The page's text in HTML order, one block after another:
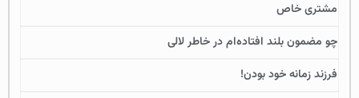
مشتری خاص
چو مضمون بلند افتاده‌ام در خاطر لالی
فرزند زمانه خود بودن!